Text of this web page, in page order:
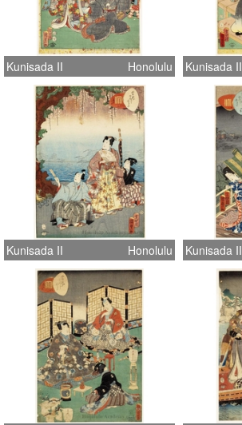
Kunisada II Honolulu Kunisada II
Kunisada II Honolulu Kunisada II